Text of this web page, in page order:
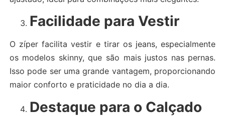
Facilidade para Vestir
O zíper facilita vestir e tirar os jeans, especialmente
os modelos skinny, que são mais justos nas pernas.
Isso pode ser uma grande vantagem, proporcionando
maior conforto e praticidade no dia a dia.
Destaque para o Calçado